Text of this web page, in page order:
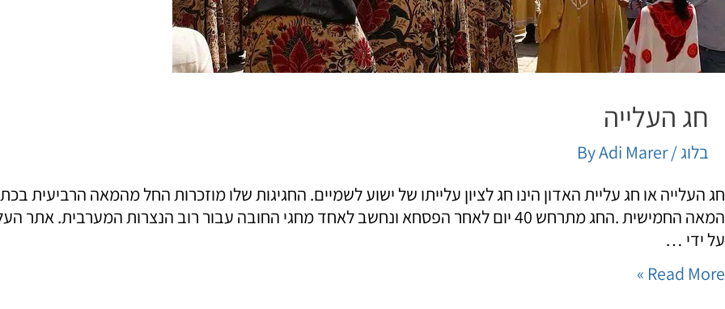
חג העלייה
בלוג/ By
Adi Marer
חג העלייה או חג עליית האדון הינו חג לציון עלייתו של ישוע לשמיים. החגיגות שלו מוזכרות החל מהמאה הרביעית
המאה החמישית .החג מתרחש 40 יום לאחר הפסחא ונחשב לאחד מחגי החובה עבור רוב הנצרות
על ידי …
Read More »